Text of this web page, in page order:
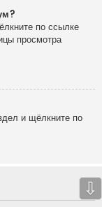
по ссылке
просмотра
и щёлкните по
⇩